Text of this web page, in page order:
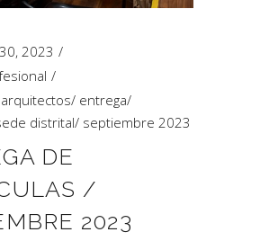
2023
arquitectos/ entrega/
distrital/ septiembre 2023
DE
/
2023